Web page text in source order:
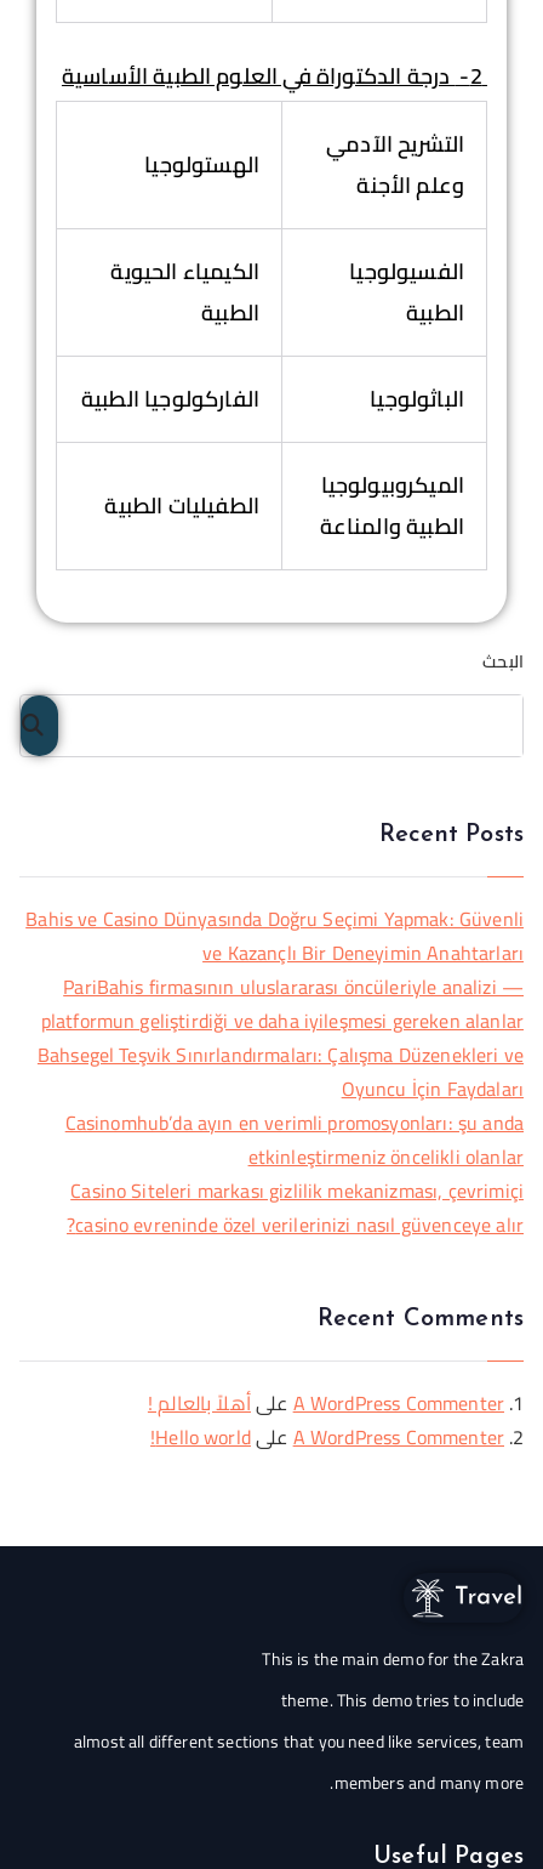
2-
درجة الدكتوراة في العلوم الطبية الأساسية
التشريح الآدمي
وعلم الأجنة
الهستولوجيا
الفسيولوجيا
الطبية
الكيمياء الحيوية
الطبية
الباثولوجيا الفاركولوجيا الطبية
الميكروبيولوجيا
الطبية والمناعة
الطفيليات الطبية
البحث
البح
ث
Recent Posts
Bahis ve Casino Dünyasında Doğru Seçimi Yapmak: Güvenli
ve Kazançlı Bir Deneyimin Anahtarları
PariBahis firmasının uluslararası öncüleriyle analizi —
platformun geliştirdiği ve daha iyileşmesi gereken alanlar
Bahsegel Teşvik Sınırlandırmaları: Çalışma Düzenekleri ve
Oyuncu İçin Faydaları
Casinomhub’da ayın en verimli promosyonları: şu anda
etkinleştirmeniz öncelikli olanlar
Casino Siteleri markası gizlilik mekanizması, çevrimiçi
casino evreninde özel verilerinizi nasıl güvenceye alır?
Recent Comments
A WordPress Commenterعلىأهلاً بالعالم !
A WordPress CommenterعلىHello world!
This is the main demo for the Zakra
theme. This demo tries to include
almost all different sections that you need like services, team
members and many more.
Useful Pages